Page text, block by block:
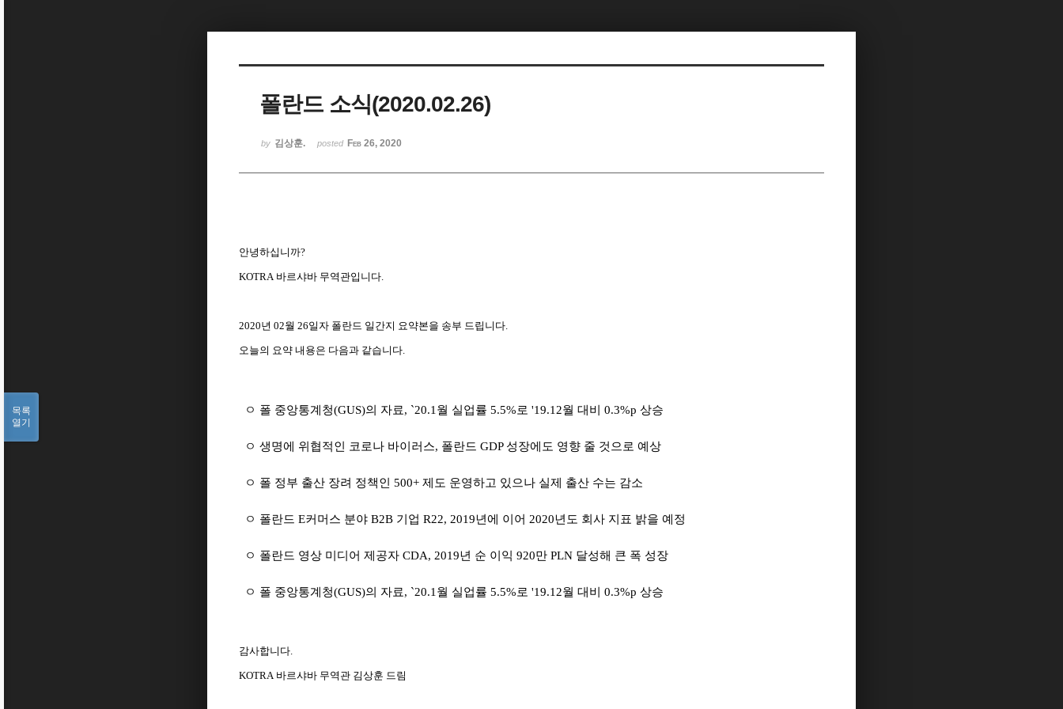
폴란드 소식(2020.02.26)
by 김상훈. posted Feb 26, 2020
안녕하십니까?
KOTRA 바르샤바 무역관입니다.
2020년 02월 26일자 폴란드 일간지 요약본을 송부 드립니다.
오늘의 요약 내용은 다음과 같습니다.
ㅇ 폴 중앙통계청(GUS)의 자료, `20.1월 실업률 5.5%로 '19.12월 대비 0.3%p 상승
ㅇ 생명에 위협적인 코로나 바이러스, 폴란드 GDP 성장에도 영향 줄 것으로 예상
ㅇ 폴 정부 출산 장려 정책인 500+ 제도 운영하고 있으나 실제 출산 수는 감소
ㅇ 폴란드 E커머스 분야B2B 기업 R22, 2019년에 이어 2020년도 회사 지표 밝을 예정
ㅇ 폴란드 영상 미디어 제공자CDA, 2019년 순 이익 920만PLN 달성해 큰 폭 성장
ㅇ 폴 중앙통계청(GUS)의 자료, `20.1월 실업률 5.5%로 '19.12월 대비 0.3%p 상승
감사합니다.
KOTRA 바르샤바 무역관 김상훈 드림
목록
열기
Sketchbook5, 스케치북5
Sketchbook5, 스케치북5